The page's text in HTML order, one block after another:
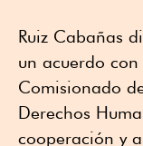
Ruiz Cabañas
un acuerdo
Comisionado
Derechos
cooperación y